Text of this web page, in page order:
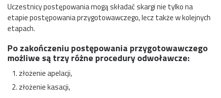
Uczestnicy postępowania mogą składać skargi nie tylko na
etapie postępowania przygotowawczego, lecz także w kolejnych
etapach.
Po zakończeniu postępowania przygotowawczego
możliwe są trzy różne procedury odwoławcze:
złożenie apelacji,
złożenie kasacji,